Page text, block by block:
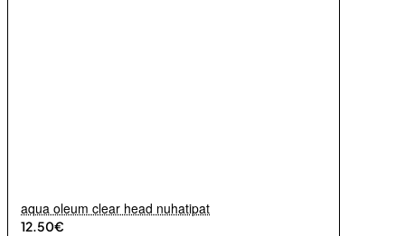
aqua oleum clear head nuhatipat
12.50€